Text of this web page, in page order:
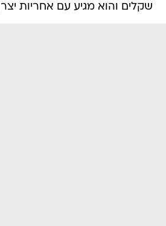
שקלים והוא מגיע עם אחריות